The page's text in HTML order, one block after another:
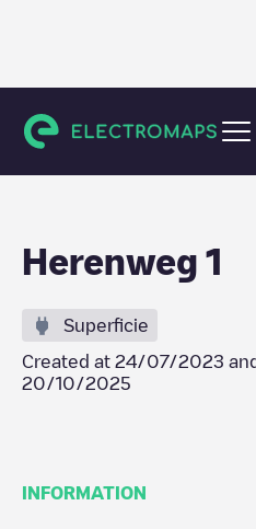
Aagtekerke
Herenweg 1
Superficie
Created at 24/07/2023
20/10/2025
INFORMATION